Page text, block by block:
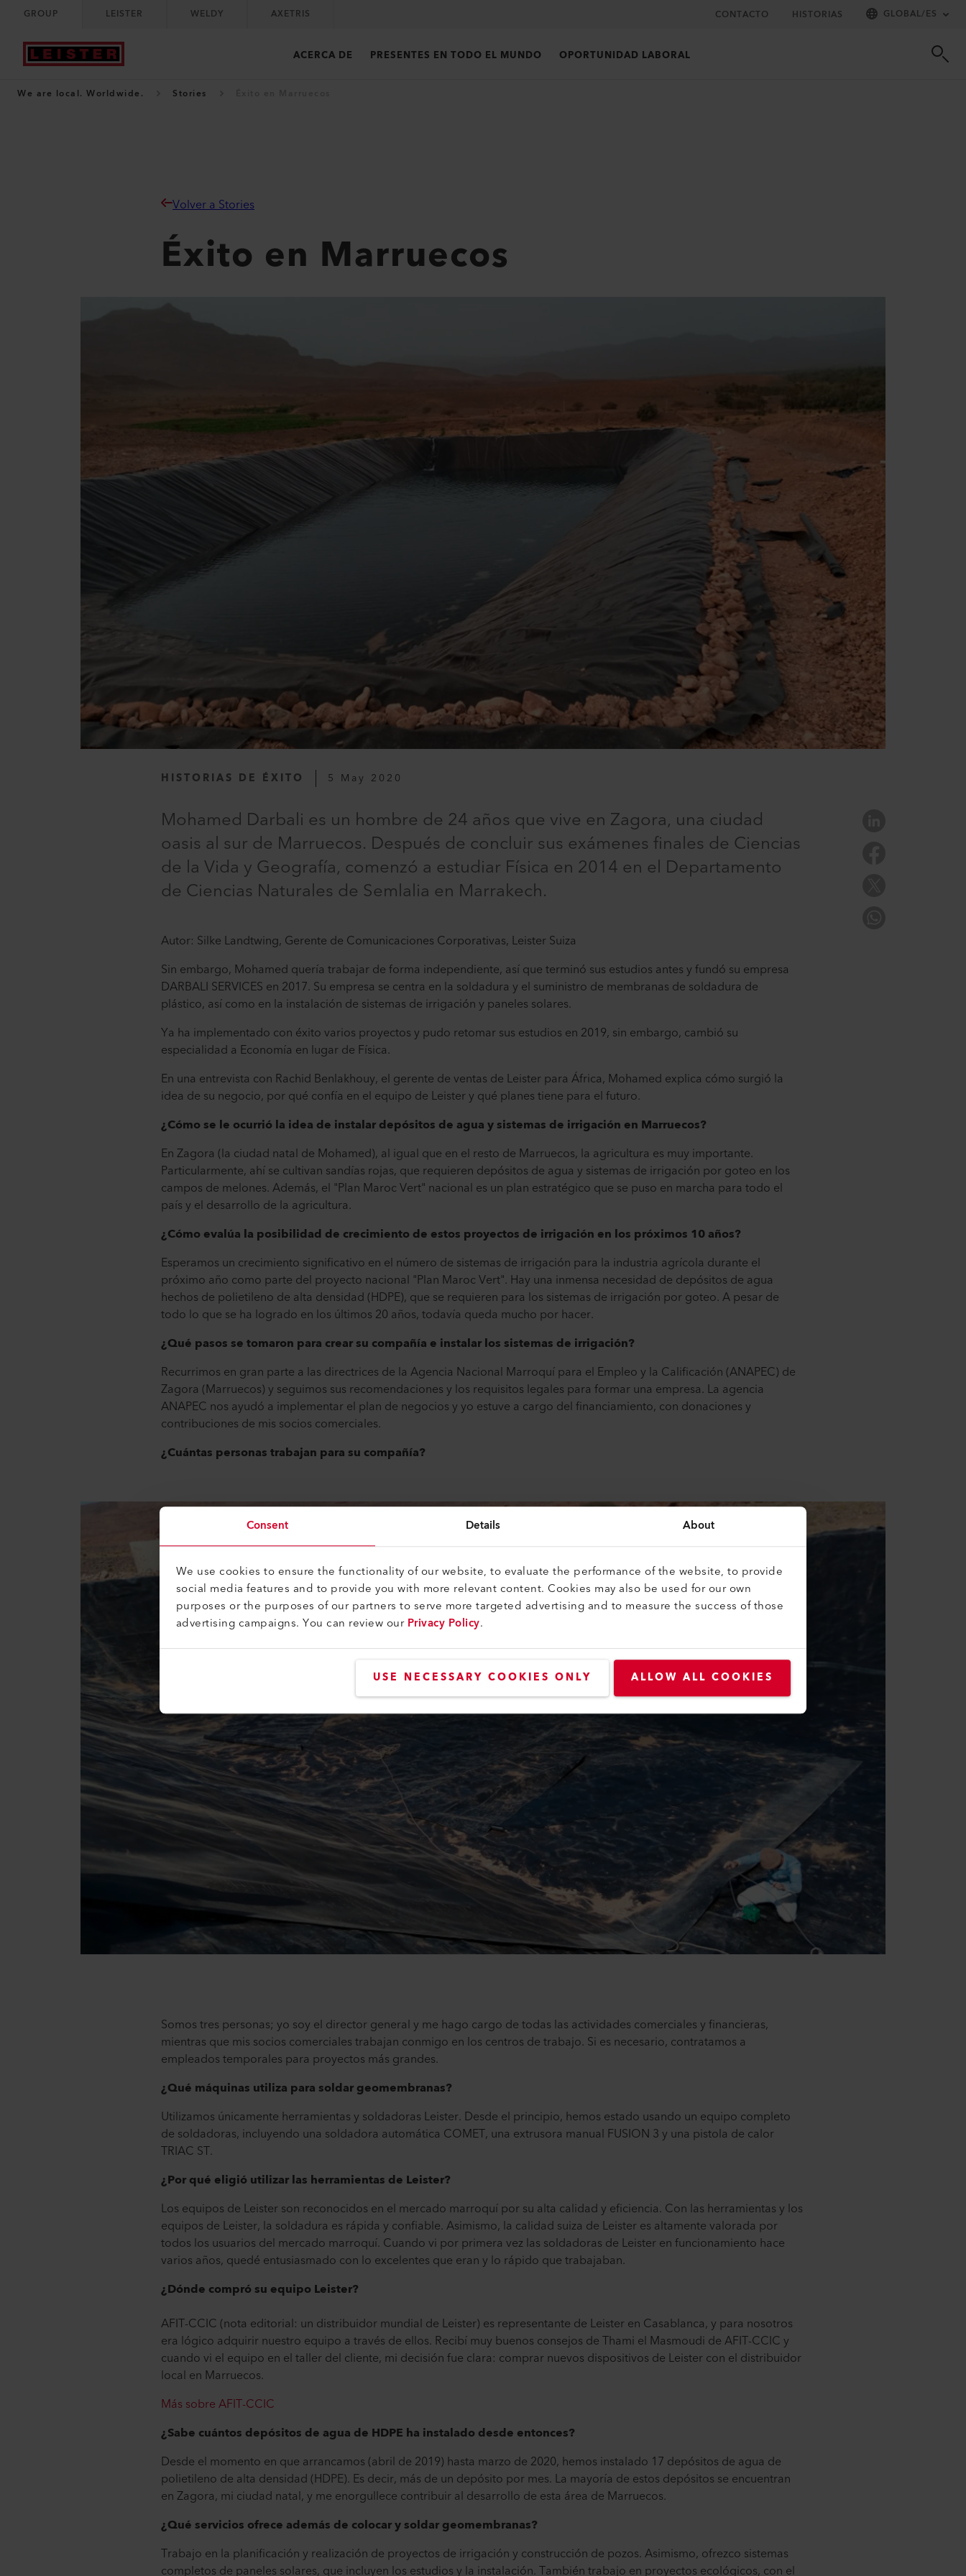
Consent Details About
We use cookies to ensure the functionality of our website, to evaluate the performance of the website, to provide
social media features and to provide you with more relevant content. Cookies may also be used for our own
purposes or the purposes of our partners to serve more targeted advertising and to measure the success of those
advertising campaigns. You can review ourPrivacy Policy.
USE NECESSARY COOKIES ONLY ALLOW ALL COOKIES
GROUP LEISTER WELDY AXETRIS CONTACTO HISTORIAS GLOBAL/ES
ACERCA DE PRESENTES EN TODO EL MUNDO OPORTUNIDAD LABORAL
We are local. Worldwide. Stories
Volver a Stories
Éxito en Marruecos
HISTORIAS DE ÉXITO 5 May 2020
Mohamed Darbali es un hombre de 24 años que vive en Zagora, una ciudad
oasis al sur de Marruecos. Después de concluir sus exámenes finales de Ciencias
de la Vida y Geografía, comenzó a estudiar Física en 2014 en el Departamento
de Ciencias Naturales de Semlalia en Marrakech.
Autor: Silke Landtwing, Gerente de Comunicaciones Corporativas, Leister Suiza
Sin embargo, Mohamed quería trabajar de forma independiente, así que terminó sus estudios antes y fundó su empresa
DARBALI SERVICES en 2017. Su empresa se centra en la soldadura y el suministro de membranas de soldadura de
plástico, así como en la instalación de sistemas de irrigación y paneles solares.
Ya ha implementado con éxito varios proyectos y pudo retomar sus estudios en 2019, sin embargo, cambió su
especialidad a Economía en lugar de Física.
En una entrevista con Rachid Benlakhouy, el gerente de ventas de Leister para África, Mohamed explica cómo surgió la
idea de su negocio, por qué confía en el equipo de Leister y qué planes tiene para el futuro.
¿Cómo se le ocurrió la idea de instalar depósitos de agua y sistemas de irrigación en Marruecos?
En Zagora (la ciudad natal de Mohamed), al igual que en el resto de Marruecos, la agricultura es muy importante.
Particularmente, ahí se cultivan sandías rojas, que requieren depósitos de agua y sistemas de irrigación por goteo en los
campos de melones. Además, el "Plan Maroc Vert" nacional es un plan estratégico que se puso en marcha para todo el
país y el desarrollo de la agricultura.
¿Cómo evalúa la posibilidad de crecimiento de estos proyectos de irrigación en los próximos 10 años?
Esperamos un crecimiento significativo en el número de sistemas de irrigación para la industria agrícola durante el
próximo año como parte del proyecto nacional "Plan Maroc Vert". Hay una inmensa necesidad de depósitos de agua
hechos de polietileno de alta densidad (HDPE), que se requieren para los sistemas de irrigación por goteo. A pesar de
todo lo que se ha logrado en los últimos 20 años, todavía queda mucho por hacer.
¿Qué pasos se tomaron para crear su compañía e instalar los sistemas de irrigación?
Recurrimos en gran parte a las directrices de la Agencia Nacional Marroquí para el Empleo y la Calificación (ANAPEC) de
Zagora (Marruecos) y seguimos sus recomendaciones y los requisitos legales para formar una empresa. La agencia
ANAPEC nos ayudó a implementar el plan de negocios y yo estuve a cargo del financiamiento, con donaciones y
contribuciones de mis socios comerciales.
¿Cuántas personas trabajan para su compañía?
Somos tres personas; yo soy el director general y me hago cargo de todas las actividades comerciales y financieras,
mientras que mis socios comerciales trabajan conmigo en los centros de trabajo. Si es necesario, contratamos a
empleados temporales para proyectos más grandes.
¿Qué máquinas utiliza para soldar geomembranas?
Utilizamos únicamente herramientas y soldadoras Leister. Desde el principio, hemos estado usando un equipo completo
de soldadoras, incluyendo una soldadora automática COMET, una extrusora manual FUSION 3 y una pistola de calor
TRIAC ST.
¿Por qué eligió utilizar las herramientas de Leister?
Los equipos de Leister son reconocidos en el mercado marroquí por su alta calidad y eficiencia. Con las herramientas y los
equipos de Leister, la soldadura es rápida y confiable. Asimismo, la calidad suiza de Leister es altamente valorada por
todos los usuarios del mercado marroquí. Cuando vi por primera vez las soldadoras de Leister en funcionamiento hace
varios años, quedé entusiasmado con lo excelentes que eran y lo rápido que trabajaban.
¿Dónde compró su equipo Leister?
AFIT-CCIC (nota editorial: un distribuidor mundial de Leister) es representante de Leister en Casablanca, y para nosotros
era lógico adquirir nuestro equipo a través de ellos. Recibí muy buenos consejos de Thami el Masmoudi de AFIT-CCIC y
cuando vi el equipo en el taller del cliente, mi decisión fue clara: comprar nuevos dispositivos de Leister con el distribuidor
local en Marruecos.
Más sobre AFIT-CCIC
¿Sabe cuántos depósitos de agua de HDPE ha instalado desde entonces?
Desde el momento en que arrancamos (abril de 2019) hasta marzo de 2020, hemos instalado 17 depósitos de agua de
polietileno de alta densidad (HDPE). Es decir, más de un depósito por mes. La mayoría de estos depósitos se encuentran
en Zagora, mi ciudad natal, y me enorgullece contribuir al desarrollo de esta área de Marruecos.
¿Qué servicios ofrece además de colocar y soldar geomembranas?
Trabajo en la planificación y realización de proyectos de irrigación y construcción de pozos. Asimismo, ofrezco sistemas
completos de paneles solares, que incluyen los estudios y la instalación. También trabajo en proyectos ecológicos, con el